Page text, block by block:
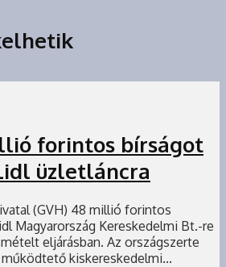
forintos bírságot
üzletláncra
(GVH) 48 millió forintos
Magyarország Kereskedelmi Bt.-re
eljárásban. Az országszerte
kiskereskedelmi...